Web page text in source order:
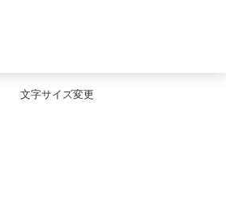
文字サイズ変更